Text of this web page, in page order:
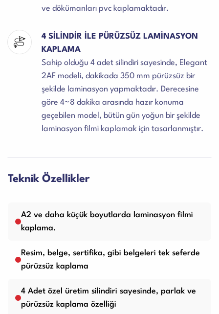
ve dökümanları pvc kaplamaktadır.
4 SİLİNDİR İLE PÜRÜZSÜZ LAMİNASYON
KAPLAMA
Sahip olduğu 4 adet silindiri sayesinde, Elegant
2AF modeli, dakikada 350 mm pürüzsüz bir
şekilde laminasyon yapmaktadır. Derecesine
göre 4~8 dakika arasında hazır konuma
geçebilen model, bütün gün yoğun bir şekilde
laminasyon filmi kaplamak için tasarlanmıştır.
Teknik Özellikler
A2 ve daha küçük boyutlarda laminasyon filmi
kaplama.
Resim, belge, sertifika, gibi belgeleri tek seferde
pürüzsüz kaplama
4 Adet özel üretim silindiri sayesinde, parlak ve
pürüzsüz kaplama özelliği